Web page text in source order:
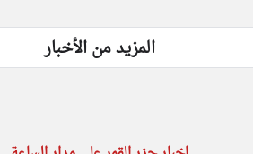
المزيد من الأخبار